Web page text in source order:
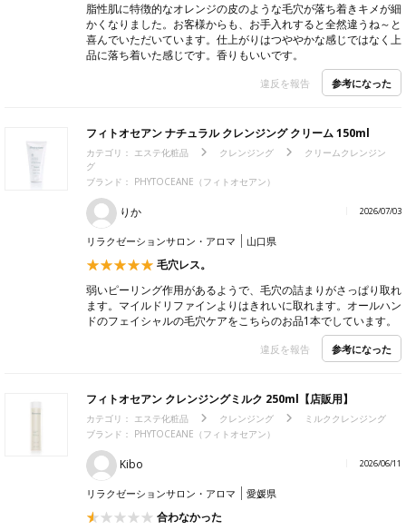
脂性肌に特徴的なオレンジの皮のような毛穴が落ち着きキメが細
かくなりました。お客様からも、お手入れすると全然違うね～と
喜んでいただいています。仕上がりはつややかな感じではなく上
品に落ち着いた感じです。香りもいいです。
違反を報告 参考になった
フィトオセアン ナチュラル クレンジング クリーム 150ml
カテゴリ： エステ化粧品 クレンジング
クリームクレンジン
グ
ブランド： PHYTOCEANE（フィトオセアン）
りか 2026/07/03
リラクゼーションサロン・アロマ 山口県
毛穴レス。
弱いピーリング作用があるようで、毛穴の詰まりがさっぱり取れ
ます。マイルドリファインよりはきれいに取れます。オールハン
ドのフェイシャルの毛穴ケアをこちらのお品1本でしています。
違反を報告 参考になった
フィトオセアン クレンジングミルク 250ml【店販用】
カテゴリ： エステ化粧品 クレンジング
ミルククレンジング
ブランド： PHYTOCEANE（フィトオセアン）
Kibo 2026/06/11
リラクゼーションサロン・アロマ 愛媛県
合わなかった